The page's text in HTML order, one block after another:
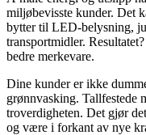
miljøbevisste kunder. Det
bytter til LED-belysning,
transportmidler.
bedre merkevare.
Dine kunder er ikke
grønnvasking. Tallfestede
troverdigheten. Det gjør
og være i forkant av nye